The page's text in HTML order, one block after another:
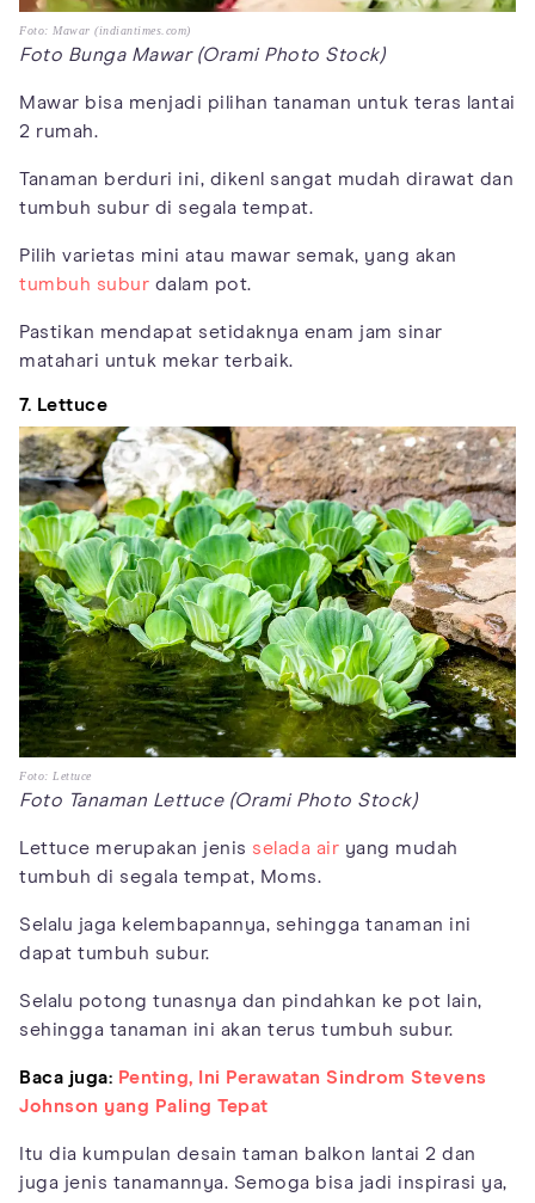
Foto: Mawar (indiantimes.com)
Foto Bunga Mawar (Orami Photo Stock)
Mawar bisa menjadi pilihan tanaman untuk teras lantai
2 rumah.
Tanaman berduri ini, dikenl sangat mudah dirawat dan
tumbuh subur di segala tempat.
Pilih varietas mini atau mawar semak, yang akan
tumbuh subur dalam pot.
Pastikan mendapat setidaknya enam jam sinar
matahari untuk mekar terbaik.
7. Lettuce
Foto: Lettuce
Foto Tanaman Lettuce (Orami Photo Stock)
Lettuce merupakan jenis selada air yang mudah
tumbuh di segala tempat, Moms.
Selalu jaga kelembapannya, sehingga tanaman ini
dapat tumbuh subur.
Selalu potong tunasnya dan pindahkan ke pot lain,
sehingga tanaman ini akan terus tumbuh subur.
Baca juga: Penting, Ini Perawatan Sindrom Stevens
Johnson yang Paling Tepat
Itu dia kumpulan desain taman balkon lantai 2 dan
juga jenis tanamannya. Semoga bisa jadi inspirasi ya,